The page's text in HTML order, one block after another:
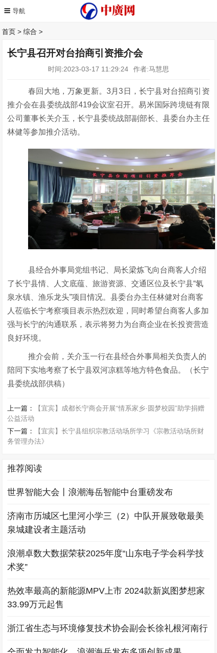
首页 >综合 >
长宁县召开对台抬商引资推介会
时间:2023-03-17 11:29:24 作者:马慧思
春回大地，万象更新。3月3 日，长宁县对台招商引资
推介会在县委统战部419会议室召开。易米国际跨境链有限
公司董事长关介玉，长宁县委统战部副部长、县委台办主任
林健等参加推介活动。
县经合外事局党组书记、局长梁炼飞向台商客人介绍
了长宁县情、人文底蕴、旅游资源、交通区位及长宁县“氡
泉水镇、渔乐龙头”项目情况。县委台办主任林健对台商客
人莅临长宁考察项目表示热烈欢迎，同时希望台商客人多加
强与长宁的沟通联系，表示将努力为台商企业在长投资营造
良好环境。
推介会前，关介玉一行在县经合外事局相关负责人的
陪同下实地考察了长宁县双河凉糕等地方特色食品。（长宁
县委统战部供稿）
上一篇：
【宜宾】成都长宁商会开展“情系家乡·圆梦校园”助学捐赠
公益活动
下一篇：
【宜宾】长宁县组织宗教活动场所学习《宗教活动场所财
务管理办法》
推荐阅读
世界智能大会丨浪潮海岳智能中台重磅发布
济南市历城区七里河小学三（2）中队开展致敬最美
泉城建设者主题活动
浪潮卓数大数据荣获2025年度“山东电子学会科学技
术奖”
热效率最高的新能源MPV上市 2024款新岚图梦想家
33.99万元起售
浙江省生态与环境修复技术协会副会长徐礼根河南行